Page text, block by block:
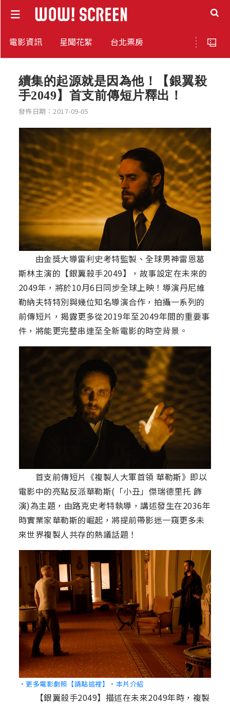
電影資訊 星聞花絮 台北票房
續集的起源就是因為他！【銀翼殺
手2049】首支前傳短片釋出！
發佈日期：2017-09-05
由金獎大導雷利史考特監製、全球男神雷恩葛
斯林主演的【銀翼殺手2049】，故事設定在未來的
2049年，將於10月6日同步全球上映！導演丹尼維
勒納夫特特別與幾位知名導演合作，拍攝一系列的
前傳短片，揭露更多從2019年至2049年間的重要事
件，將能更完整串連至全新電影的時空背景。
首支前傳短片《複製人大軍首領 華勒斯》即以
電影中的亮點反派華勒斯(「小丑」傑瑞德里托 飾
演)為主題，由路克史考特執導，講述發生在2036年
時實業家華勒斯的崛起，將提前帶影迷一窺更多未
來世界複製人共存的熱議話題！
‧更多電影劇照【請點這裡】 ‧本片介紹
【銀翼殺手2049】描述在未來2049年時，複製